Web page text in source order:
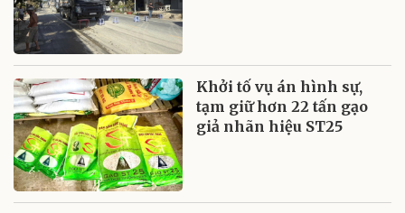
Khởi tố vụ án hình sự,
tạm giữ hơn 22 tấn gạo
giả nhãn hiệu ST25